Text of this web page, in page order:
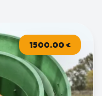
1500.00 €